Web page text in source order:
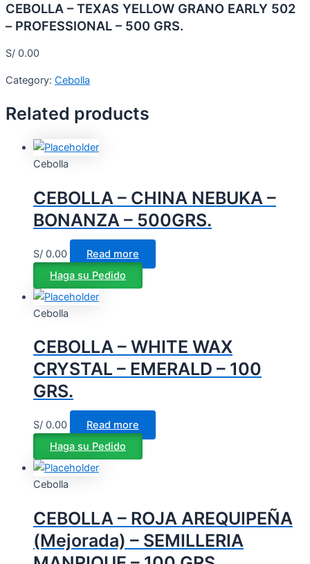
CEBOLLA – TEXAS YELLOW GRANO EARLY 502
– PROFESSIONAL – 500 GRS.
S/ 0.00
Category: Cebolla
Related products
Cebolla
CEBOLLA – CHINA NEBUKA –
BONANZA – 500GRS.
S/ 0.00
Read more
Haga su Pedido
Cebolla
CEBOLLA – WHITE WAX
CRYSTAL – EMERALD – 100
GRS.
S/ 0.00
Read more
Haga su Pedido
Cebolla
CEBOLLA – ROJA AREQUIPEÑA
(Mejorada) – SEMILLERIA